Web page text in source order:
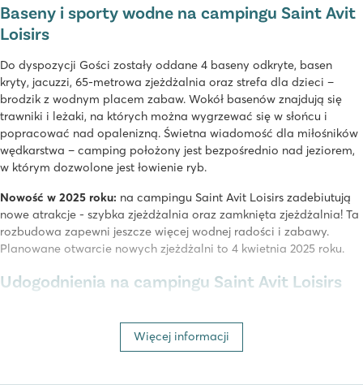
Baseny i sporty wodne na campingu Saint Avit
Loisirs
Do dyspozycji Gości zostały oddane 4 baseny odkryte, basen
kryty, jacuzzi, 65-metrowa zjeżdżalnia oraz strefa dla dzieci –
brodzik z wodnym placem zabaw. Wokół basenów znajdują się
trawniki i leżaki, na których można wygrzewać się w słońcu i
popracować nad opalenizną. Świetna wiadomość dla miłośników
wędkarstwa – camping położony jest bezpośrednio nad jeziorem,
w którym dozwolone jest łowienie ryb.
Nowość w 2025 roku: na campingu Saint Avit Loisirs zadebiutują
nowe atrakcje - szybka zjeżdżalnia oraz zamknięta zjeżdżalnia! Ta
rozbudowa zapewni jeszcze więcej wodnej radości i zabawy.
Planowane otwarcie nowych zjeżdżalni to 4 kwietnia 2025 roku.
Udogodnienia na campingu Saint Avit Loisirs
Będziecie mogli zrelaksować się na jej tarasie i delektować
tradycyjnymi daniami kuchni francuskiej, podziwiając widok na
bogatej oferty rozrywek i szerokiej gamy zajęć sportowych, w tym
Więcej informacji